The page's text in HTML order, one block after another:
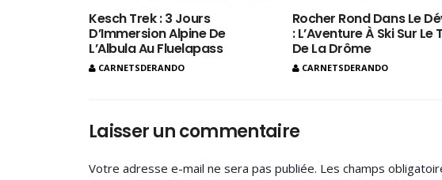
Kesch Trek : 3 Jours
D’Immersion Alpine De
L’Albula Au Fluelapass
CARNETSDERANDO
Rocher Rond Dans Le
: L’Aventure À Ski Sur Le
De La Drôme
CARNETSDERANDO
Laisser un commentaire
Votre adresse e-mail ne sera pas publiée. Les champs